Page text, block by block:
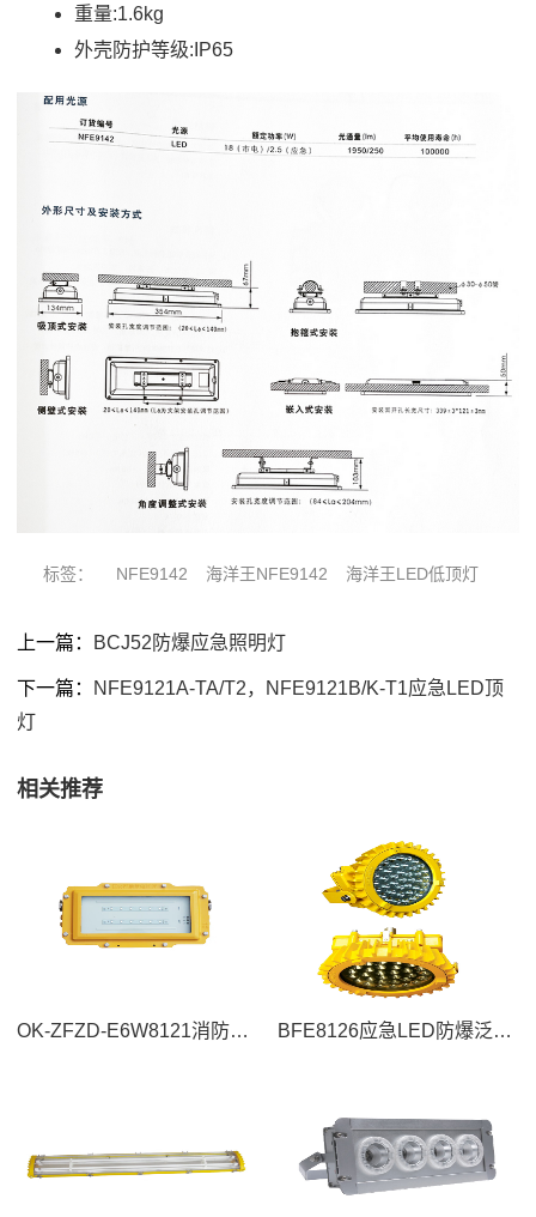
重量:1.6kg
外壳防护等级:IP65
标签： NFE9142 海洋王NFE9142 海洋王LED低顶灯
上一篇： BCJ52防爆应急照明灯
下一篇：
NFE9121A-TA/T2，NFE9121B/K-T1应急LED顶
灯
相关推荐
OK-ZFZD-E6W8121消防应急照明灯具 BFE8126应急LED防爆泛光灯